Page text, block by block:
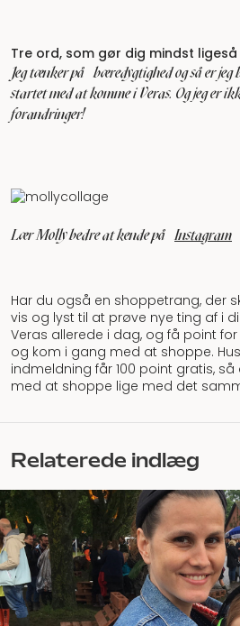
Tre ord, som gør dig mindst
Jeg tænker på bæredygtighed og så er
startet med at komme i Veras. Og jeg er
forandringer!
Lær Molly bedre at kende på Instagram
Har du også en shoppetrang, der
vis og lyst til at prøve nye ting af i
Veras allerede i dag, og få point
og kom i gang med at shoppe.
indmeldning får 100 point gratis,
med at shoppe lige med det
Relaterede indlæg